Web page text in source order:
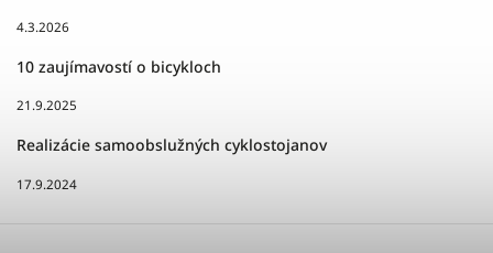
4.3.2026
10 zaujímavostí o bicykloch
21.9.2025
Realizácie samoobslužných cyklostojanov
17.9.2024